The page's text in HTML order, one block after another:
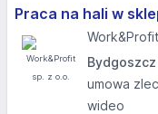
Praca na hali w
umowa
wideo